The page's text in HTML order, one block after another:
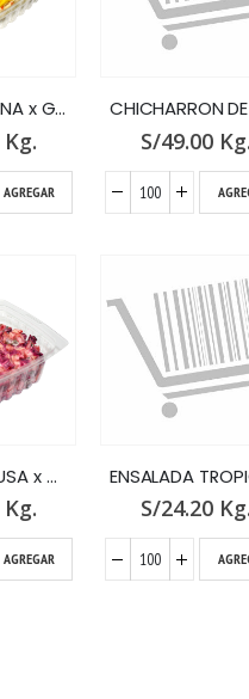
CAUSA RELLENA x GR.
Kg.
AGREGAR
S/49.00 Kg.
ENSALADA RUSA x GR.
Kg.
AGREGAR
S/24.20 Kg.